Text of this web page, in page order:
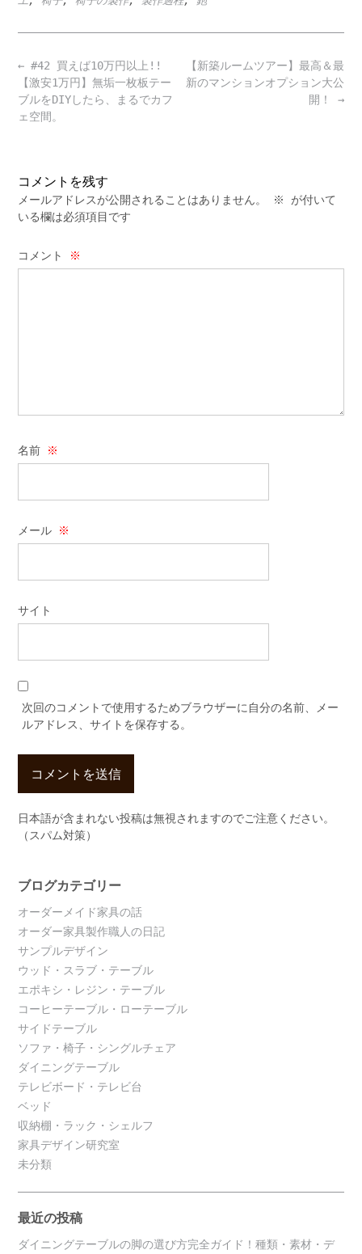
Post
navigation
【新築ルームツアー】最高＆最
新のマンションオプション大公
開！ →
← #42 買えば10万円以上!!
【激安1万円】無垢一枚板テー
ブルをDIYしたら、まるでカフ
ェ空間。
コメントを残す
メールアドレスが公開されることはありません。 ※
が付いて
いる欄は必須項目です
コメント ※
名前 ※
メール ※
サイト
次回のコメントで使用するためブラウザーに自分の名前、メー
ルアドレス、サイトを保存する。
日本語が含まれない投稿は無視されますのでご注意ください。
（スパム対策）
ブログカテゴリー
オーダーメイド家具の話
オーダー家具製作職人の日記
サンプルデザイン
ウッド・スラブ・テーブル
エポキシ・レジン・テーブル
コーヒーテーブル・ローテーブル
サイドテーブル
ソファ・椅子・シングルチェア
ダイニングテーブル
テレビボード・テレビ台
ベッド
収納棚・ラック・シェルフ
家具デザイン研究室
未分類
最近の投稿
ダイニングテーブルの脚の選び方完全ガイド！種類・素材・デ